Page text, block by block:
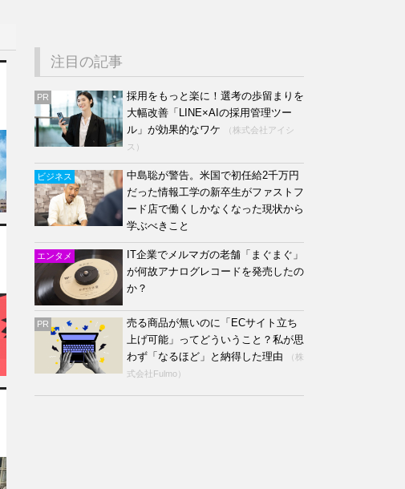
注目の記事
PR
採用をもっと楽に！選考の歩留まりを
大幅改善「LINE×AIの採用管理ツー
ル」が効果的なワケ
（株式会社アイシ
ス）
ビジネス
中島聡が警告。米国で初任給2千万円
だった情報工学の新卒生がファストフ
ード店で働くしかなくなった現状から
学ぶべきこと
エンタメ
IT企業でメルマガの老舗「まぐまぐ」
が何故アナログレコードを発売したの
か？
PR
売る商品が無いのに「ECサイト立ち
上げ可能」ってどういうこと？私が思
わず「なるほど」と納得した理由
（株
式会社Fulmo）